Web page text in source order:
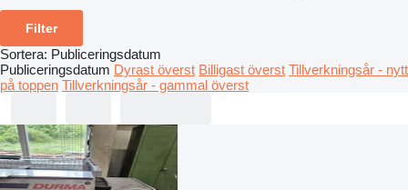
Filter
Sortera: Publiceringsdatum
Publiceringsdatum Dyrast överst Billigast överst Tillverkningsår - nytt
på toppen Tillverkningsår - gammal överst